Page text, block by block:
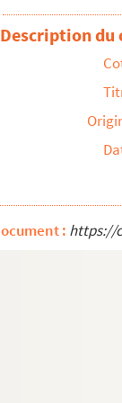
microbe...
lui
élevé / 3 id-id-du
demeurant,
sachant les
de vous
grande attention,
bonne de l'un de
allemands
d'un excellent
pour les maladies
en
Description du
: https://